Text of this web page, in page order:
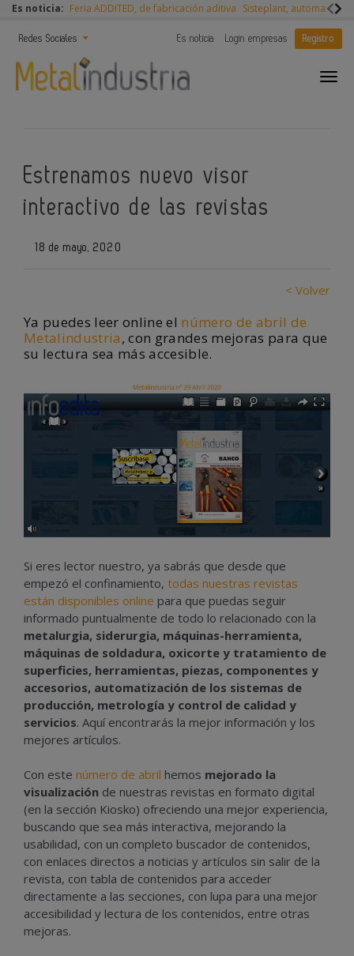
Es noticia: Feria ADDITED, de fabricación aditiva Sisteplant,
Redes Sociales Es noticia Login empresas Registro
Estrenamos nuevo visor
interactivo de las revistas
18 de mayo, 2020
< Volver
Ya puedes leer online el número de abril de
Metalindustria, con grandes mejoras para que
su lectura sea más accesible.
Si eres lector nuestro, ya sabrás que desde que
empezó el confinamiento, todas nuestras revistas
están disponibles online para que puedas seguir
informado puntualmente de todo lo relacionado con la
metalurgia, siderurgia, máquinas-herramienta,
máquinas de soldadura, oxicorte y tratamiento de
superficies, herramientas, piezas, componentes y
accesorios, automatización de los sistemas de
producción, metrología y control de calidad y
servicios. Aquí encontrarás la mejor información y los
mejores artículos.
Con este número de abril hemos mejorado la
visualización de nuestras revistas en formato digital
(en la sección Kiosko) ofreciendo una mejor experiencia,
buscando que sea más interactiva, mejorando la
usabilidad, con un completo buscador de contenidos,
con enlaces directos a noticias y artículos sin salir de la
revista, con tabla de contenidos para acceder
directamente a las secciones, con lupa para una mejor
accesibilidad y lectura de los contenidos, entre otras
mejoras.